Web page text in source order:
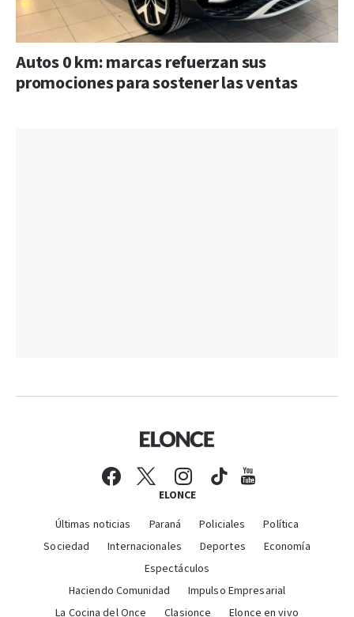
Autos 0 km: marcas refuerzan sus
promociones para sostener las ventas
ELONCE
Últimas noticias Paraná Policiales
Política
Sociedad
Internacionales Deportes
Economía
Espectáculos
Haciendo Comunidad
Impulso Empresarial
La Cocina del Once
Clasionce Elonce en vivo